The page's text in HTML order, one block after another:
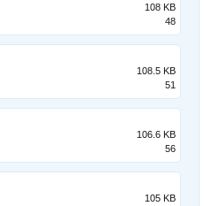
108 KB
48
108.5 KB
51
106.6 KB
56
105 KB